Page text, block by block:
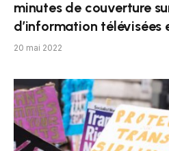
minutes de couverture
d’information télévisées
20 mai 2022